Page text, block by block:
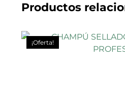
Productos
¡Oferta!